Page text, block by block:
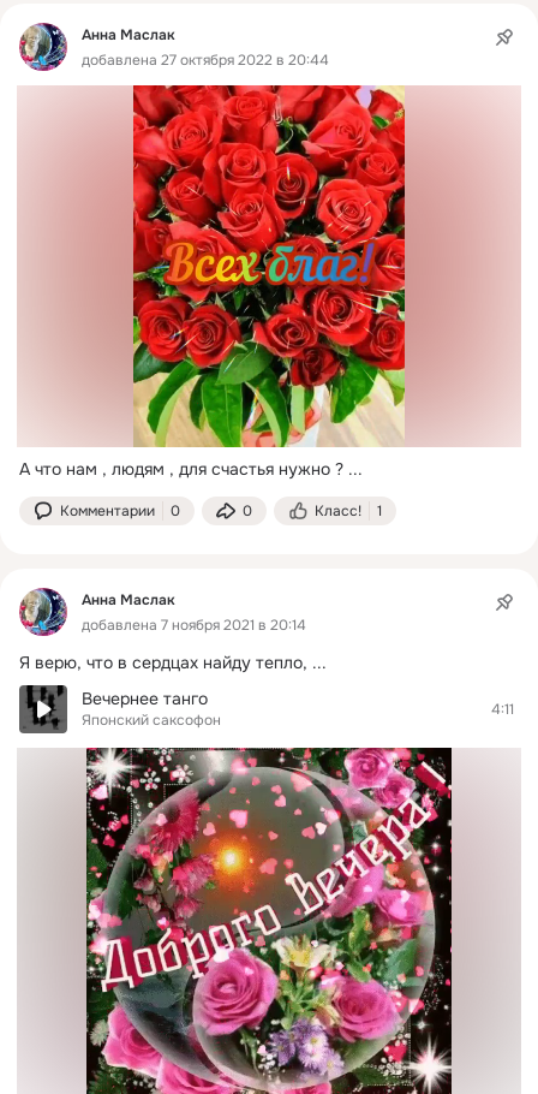
Анна Маслак
добавлена 27 октября 2022 в 20:44
А что нам , людям , для счастья нужно ? ...
Комментарии 0 0 Класс! 1
Анна Маслак
добавлена 7 ноября 2021 в 20:14
Я верю, что в сердцах найду тепло, ...
Вечернее танго
Японский саксофон
4:11